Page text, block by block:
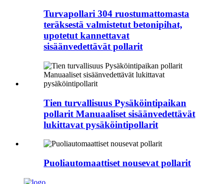
Turvapollari 304 ruostumattomasta
teräksestä valmistetut betonipihat,
upotetut kannettavat
sisäänvedettävät pollarit
Tien turvallisuus Pysäköintipaikan
pollarit Manuaaliset sisäänvedettävät
lukittavat pysäköintipollarit
Puoliautomaattiset nousevat pollarit